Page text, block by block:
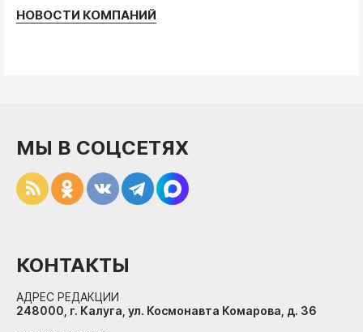
НОВОСТИ КОМПАНИЙ
МЫ В СОЦСЕТЯХ
КОНТАКТЫ
АДРЕС РЕДАКЦИИ
248000, г. Калуга, ул. Космонавта Комарова, д. 36